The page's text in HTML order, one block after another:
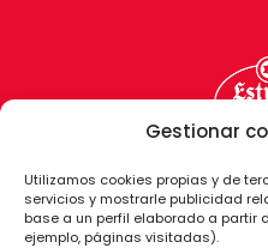
Gestionar
Utilizamos cookies propias y de
servicios y mostrarle publicidad
base a un perfil elaborado a partir
ejemplo, páginas visitadas).